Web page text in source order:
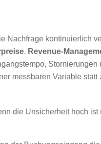
Nachfrage kontinuierlich
. Revenue-
Stornierungen
messbaren Variable statt
die Unsicherheit hoch ist